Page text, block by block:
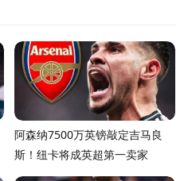
阿森纳7500万英镑敲定吉马良
斯！纽卡将成英超第一卖家